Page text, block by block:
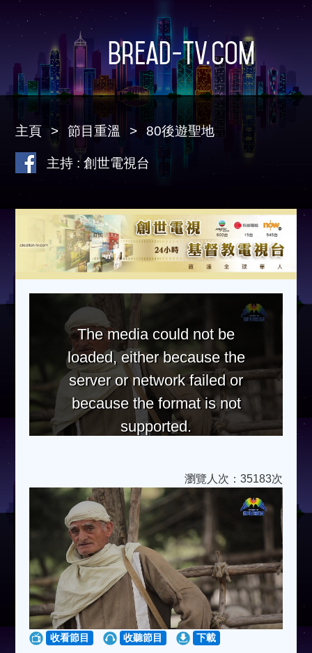
Bread-TV.com
主頁 節目重溫 80後遊聖地
主持 : 創世電視台
The media could not be
loaded, either because the
server or network failed or
because the format is not
supported.
瀏覽人次：35183次
收看節目 收聽節目 下載